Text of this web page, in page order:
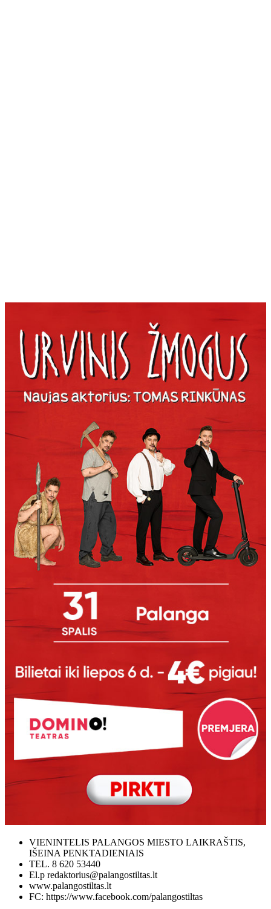
VIENINTELIS PALANGOS MIESTO LAIKRAŠTIS,
IŠEINA PENKTADIENIAIS
TEL. 8 620 53440
El.p redaktorius@palangostiltas.lt
www.palangostiltas.lt
FC: https://www.facebook.com/palangostiltas